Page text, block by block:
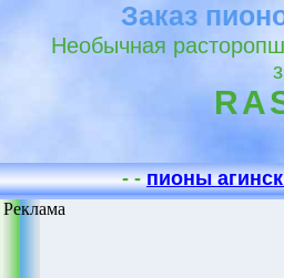
Заказ
Необычная
- -пионы
Реклама